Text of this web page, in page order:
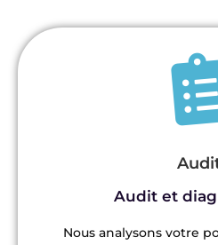
Audit et
Nous analysons votre